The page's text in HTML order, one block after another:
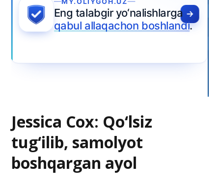
Jessica Cox: Qo‘lsiz
tug‘ilib, samolyot
boshqargan ayol